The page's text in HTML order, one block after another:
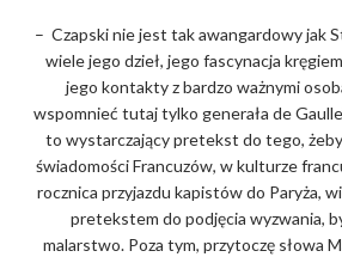
– Czapski nie jest tak awangardowy jak
wiele jego dzieł, jego fascynacja
jego kontakty z bardzo ważnymi
wspomnieć tutaj tylko generała de
to wystarczający pretekst do tego,
świadomości Francuzów, w kulturze
rocznica przyjazdu kapistów do Paryża,
pretekstem do podjęcia wyzwania,
malarstwo. Poza tym, przytoczę słowa